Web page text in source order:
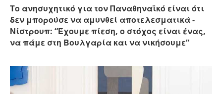
Το ανησυχητικό για τον Παναθηναϊκό είναι ότι
δεν μπορούσε να αμυνθεί αποτελεσματικά -
Νίστρουπ: “Έχουμε πίεση, ο στόχος είναι ένας,
να πάμε στη Βουλγαρία και να νικήσουμε”